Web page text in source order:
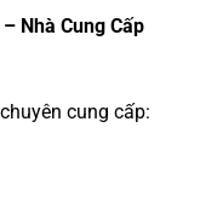
Nhà Cung Cấp
cung cấp: